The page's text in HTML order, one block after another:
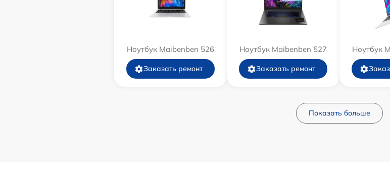
Ноутбук Maibenben 526
Заказать ремонт
Ноутбук Maibenben 527
Заказать ремонт
Ноутбук
Показать больше